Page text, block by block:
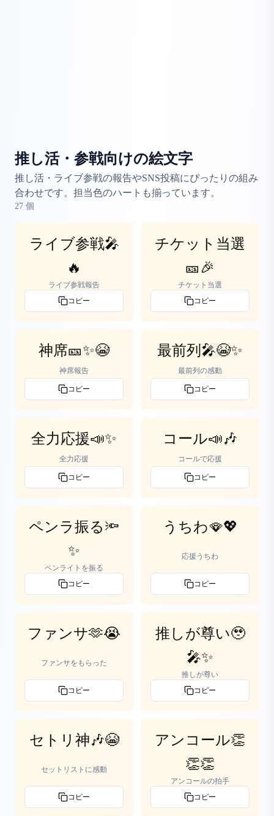
推し活・参戦向けの絵文字
推し活・ライブ参戦の報告やSNS投稿にぴったりの組み
合わせです。担当色のハートも揃っています。
27 個
ライブ参戦🎤
🔥
ライブ参戦報告
コピー
チケット当選
🎫🎉
チケット当選
コピー
神席🎫✨😭
神席報告
コピー
最前列🎤😭✨
最前列の感動
コピー
全力応援📣✨
全力応援
コピー
コール📣🎶
コールで応援
コピー
ペンラ振る🔦
✨
ペンライトを振る
コピー
うちわ🪭💖
応援うちわ
コピー
ファンサ🫶😭
ファンサをもらった
コピー
推しが尊い🥹
🎤✨
推しが尊い
コピー
セトリ神🎶😭
セットリストに感動
コピー
アンコール👏
👏👏
アンコールの拍手
コピー